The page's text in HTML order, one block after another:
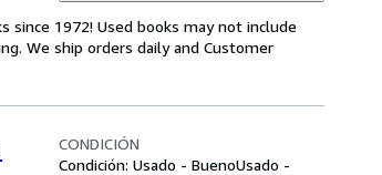
since 1972! Used books may not include
We ship orders daily and Customer
CONDICIÓN
Condición: Usado - BuenoUsado -